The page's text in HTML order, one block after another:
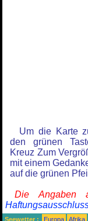
Um die Karte
den grünen
Kreuz Zum
mit einem
auf die grünen
Die Angaben
Seewetter : Europa Afrika